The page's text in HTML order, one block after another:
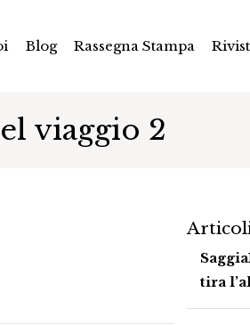
Blog Rassegna Stampa
viaggio 2
tira